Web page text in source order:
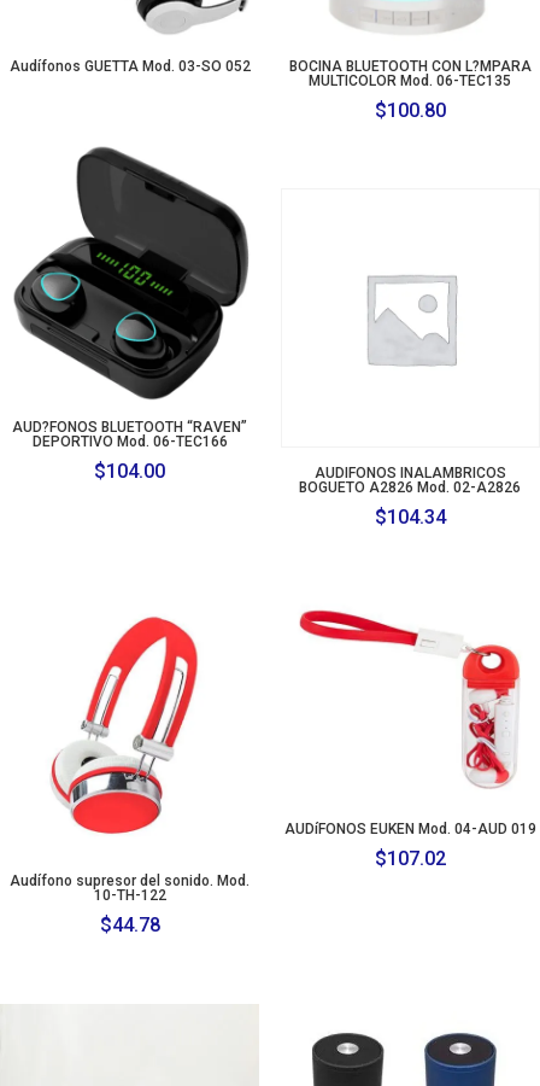
Audífonos GUETTA Mod. 03-SO 052
BOCINA BLUETOOTH CON L?MPARA
MULTICOLOR Mod. 06-TEC135
$100.80
AUD?FONOS BLUETOOTH “RAVEN”
DEPORTIVO Mod. 06-TEC166
$104.00
AUDIFONOS INALAMBRICOS
BOGUETO A2826 Mod. 02-A2826
$104.34
Audífono supresor del sonido. Mod.
10-TH-122
$44.78
AUDíFONOS EUKEN Mod. 04-AUD 019
$107.02